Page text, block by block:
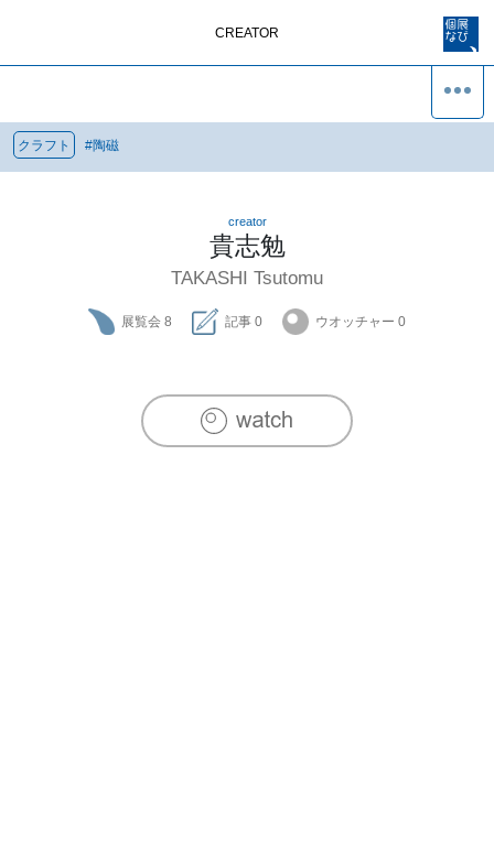
CREATOR
クラフト #陶磁
creator
貴志勉
TAKASHI Tsutomu
展覧会 8 記事 0 ウオッチャー 0